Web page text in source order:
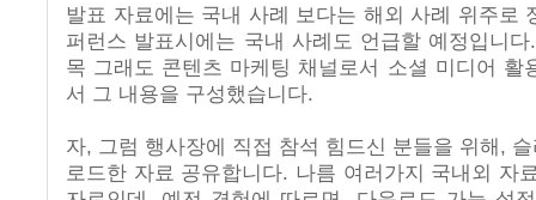
발표 자료에는 국내 사례 보다는 해외 사례 위주로
퍼런스 발표시에는 국내 사례도 언급할 예정입니
목 그래도 콘텐츠 마케팅 채널로서 소셜 미디어 활
서 그 내용을 구성했습니다.
자, 그럼 행사장에 직접 참석 힘드신 분들을 위해,
로드한 자료 공유합니다. 나름 여러가지 국내외 자